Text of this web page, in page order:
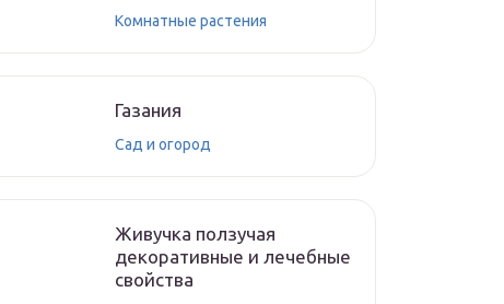
Комнатные растения
Газания
Сад и огород
Живучка ползучая
декоративные и лечебные
свойства